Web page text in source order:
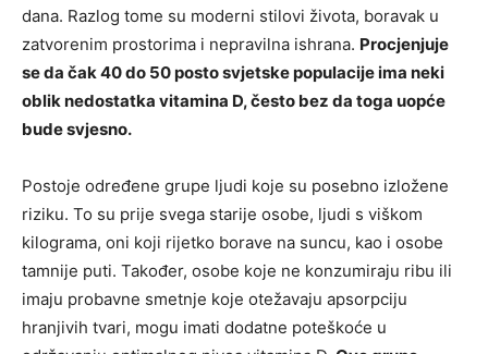
dana. Razlog tome su moderni stilovi života, boravak u
zatvorenim prostorima i nepravilna ishrana. Procjenjuje
se da čak 40 do 50 posto svjetske populacije ima neki
oblik nedostatka vitamina D, često bez da toga uopće
bude svjesno.
Postoje određene grupe ljudi koje su posebno izložene
riziku. To su prije svega starije osobe, ljudi s viškom
kilograma, oni koji rijetko borave na suncu, kao i osobe
tamnije puti. Također, osobe koje ne konzumiraju ribu ili
imaju probavne smetnje koje otežavaju apsorpciju
hranjivih tvari, mogu imati dodatne poteškoće u